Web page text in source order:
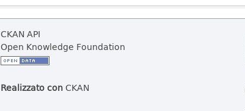
CKAN API
Open Knowledge Foundation
Realizzato conCKAN